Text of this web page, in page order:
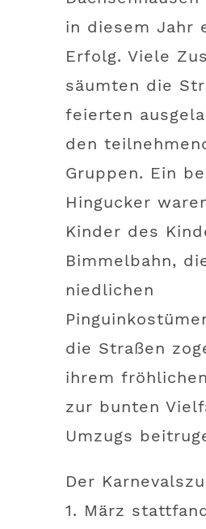
in diesem Jahr
Erfolg. Viele
säumten die
feierten
den
Gruppen. Ein
Hingucker
Kinder des
Bimmelbahn,
niedlichen
die Straßen
ihrem
zur bunten
Umzugs
Der
1. März